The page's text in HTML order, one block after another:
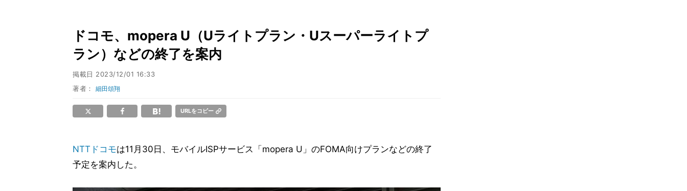
ドコモ、mopera U（Uライトプラン・Uスーパーライトプ
ラン）などの終了を案内
掲載日 2023/12/01 16:33
著者：細田頌翔
URLをコピー
NTTドコモは11月30日、モバイルISPサービス「mopera U」のFOMA向けプランなどの終了
予定を案内した。